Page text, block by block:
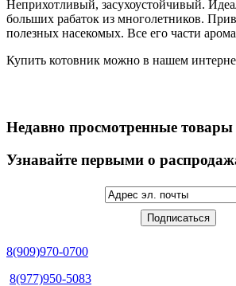
Неприхотливый, засухоустойчивый.
больших рабаток из многолетников.
полезных насекомых. Все его части
Купить котовник можно в нашем
Недавно просмотренные товары
Узнавайте первыми о
8(909)970-0700
8(977)950-5083